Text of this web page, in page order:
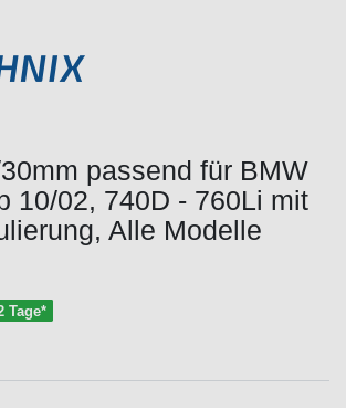
passend für BMW
10/02, 740D - 760Li mit
Alle Modelle
Tage*